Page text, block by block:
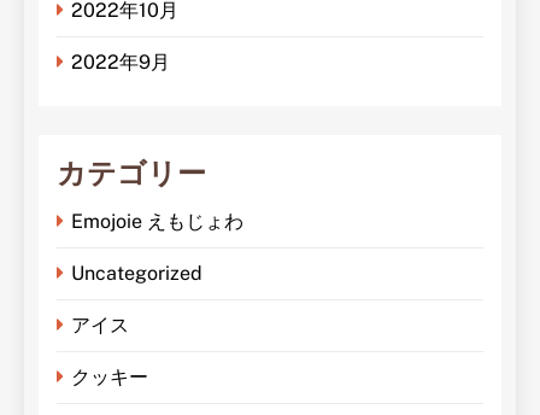
2022年10月
2022年9月
カテゴリー
Emojoie えもじょわ
Uncategorized
アイス
クッキー